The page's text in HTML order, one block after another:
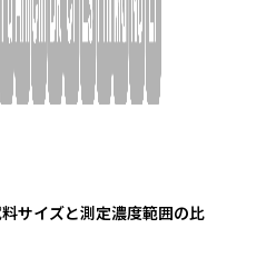
サイズと測定濃度範囲の比